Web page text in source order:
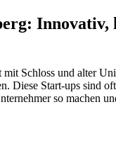
Schloss und alter
Diese Start-ups sind
so machen